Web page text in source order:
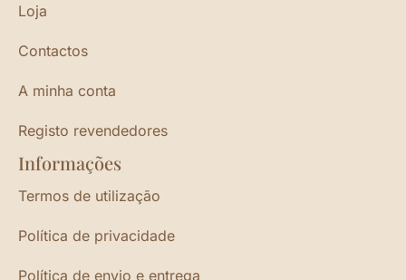
Loja
Contactos
A minha conta
Registo revendedores
Informações
Termos de utilização
Política de privacidade
Política de envio e entrega